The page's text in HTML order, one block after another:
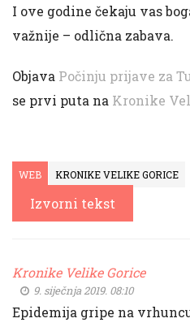
I ove godine čekaju vas
važnije – odlična zabava.
Objava Počinju prijave za
se prvi puta na Kronike
WEB KRONIKE VELIKE GORICE
Izvorni tekst
Kronike Velike Gorice
9. siječnja 2019. 08:10
Epidemija gripe na